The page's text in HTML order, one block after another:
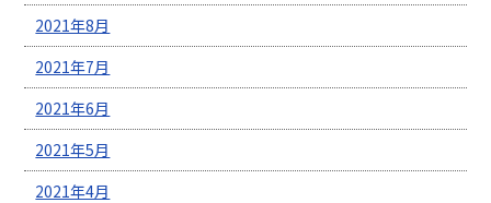
2021年8月
2021年7月
2021年6月
2021年5月
2021年4月